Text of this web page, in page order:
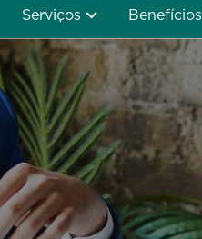
Serviços Benefícios